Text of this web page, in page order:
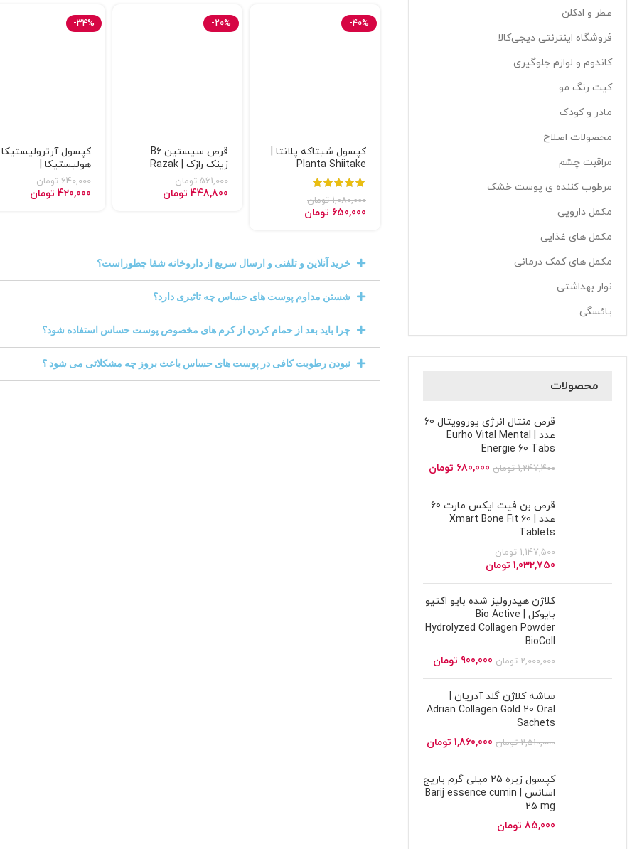
عطر و ادکلن
فروشگاه اینترنتی دیجی‌کالا
کاندوم و لوازم جلوگیری
کیت رنگ مو
مادر و کودک
محصولات اصلاح
مراقبت چشم
مرطوب کننده ی پوست خشک
مکمل دارویی
مکمل های غذایی
مکمل های کمک درمانی
نوار بهداشتی
یائسگی
محصولات
قرص منتال انرژی یوروویتال 60
عدد | Eurho Vital Mental
Energie 60 Tabs
1,247,400 تومان 680,000 تومان
قرص بن فیت ایکس مارت 60
عدد | Xmart Bone Fit 60
Tablets
1,147,500 تومان
1,032,750 تومان
کلاژن هیدرولیز شده بایو اکتیو
بایوکل | Bio Active
Hydrolyzed Collagen Powder
BioColl
2,000,000 تومان 900,000 تومان
ساشه کلاژن گلد آدریان |
Adrian Collagen Gold 20 Oral
Sachets
2,510,000 تومان 1,860,000 تومان
کپسول زیره 25 میلی گرم باریج
اسانس | Barij essence cumin
25 mg
85,000 تومان
-40%
کپسول شیتاکه پلانتا |
Planta Shiitake
1,080,000 تومان
650,000 تومان
-20%
قرص سیستین B6
زینک رازک | Razak
Cystine B6 Zinc
561,000 تومان
448,800 تومان
-34%
کپسول آرترولیستیکا
هولیستیکا |
holistica
640,000 تومان
420,000 تومان
خرید آنلاین و تلفنی و ارسال سریع از داروخانه شفا چطوراست؟
شستن مداوم پوست های حساس چه تاثیری دارد؟
چرا باید بعد از حمام کردن از کرم های مخصوص پوست حساس استفاده شود؟
نبودن رطوبت کافی در پوست های حساس باعث بروز چه مشکلاتی می شود ؟